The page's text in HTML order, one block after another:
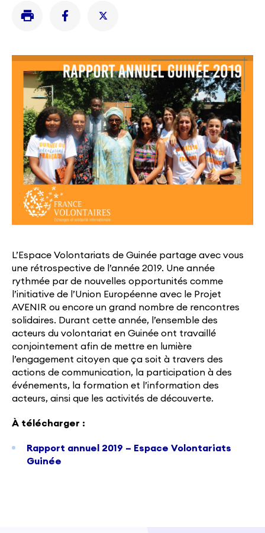
L’Espace Volontariats de Guinée partage avec vous
une rétrospective de l’année 2019. Une année
rythmée par de nouvelles opportunités comme
l’initiative de l’Union Européenne avec le Projet
AVENIR ou encore un grand nombre de rencontres
solidaires. Durant cette année, l’ensemble des
acteurs du volontariat en Guinée ont travaillé
conjointement afin de mettre en lumière
l’engagement citoyen que ça soit à travers des
actions de communication, la participation à des
événements, la formation et l’information des
acteurs, ainsi que les activités de découverte.
À télécharger :
Rapport annuel 2019 – Espace Volontariats
Guinée